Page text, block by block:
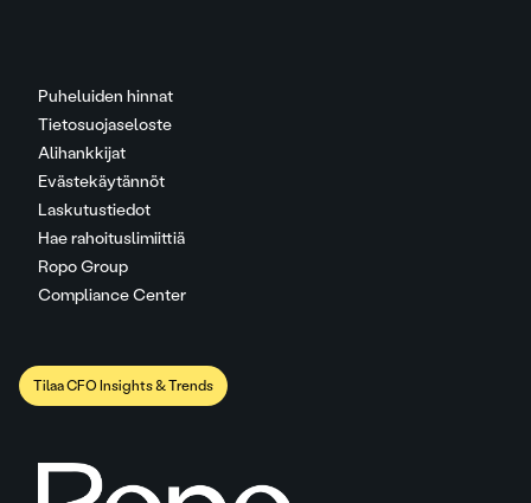
Puheluiden hinnat
Tietosuojaseloste
Alihankkijat
Evästekäytännöt
Laskutustiedot
Hae rahoituslimiittiä
Ropo Group
Compliance Center
Tilaa CFO Insights & Trends